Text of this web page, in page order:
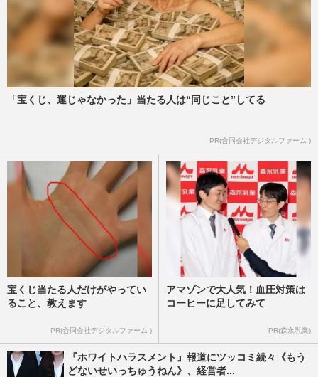
週刊女性2026年7月28日・8月4日号 2026/7/13
《熊本県八代市議会》永江恵子市議員が新
人議員への“体当たり”で懲罰動議「品位の
かけらもない」問われる…
週刊女性PRIME
フジテレビ谷岡慎一アナが“謎の異動”、局
撃に本人が答えた“言葉…
週刊女性PRIME 2026/6/24
「宝くじ、運じゃなかった」当たる人は“同じこと”してる
PR(合同会社デジタルファーム )
宝くじ当たる人だけがやってい
ること、教えます
PR(合同会社デジタルファーム )
アマゾンで大人気！血圧対策は
コーヒーに足してみて
PR(森永乳業)
『ホワイトハラスメント』報道にツッコミ続々《もう
どないせいっちゅうねん》、経営者...